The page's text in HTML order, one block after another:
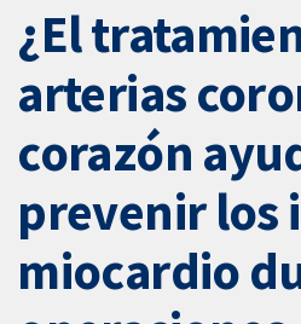
¿El
arterias
corazón
prevenir los
miocardio